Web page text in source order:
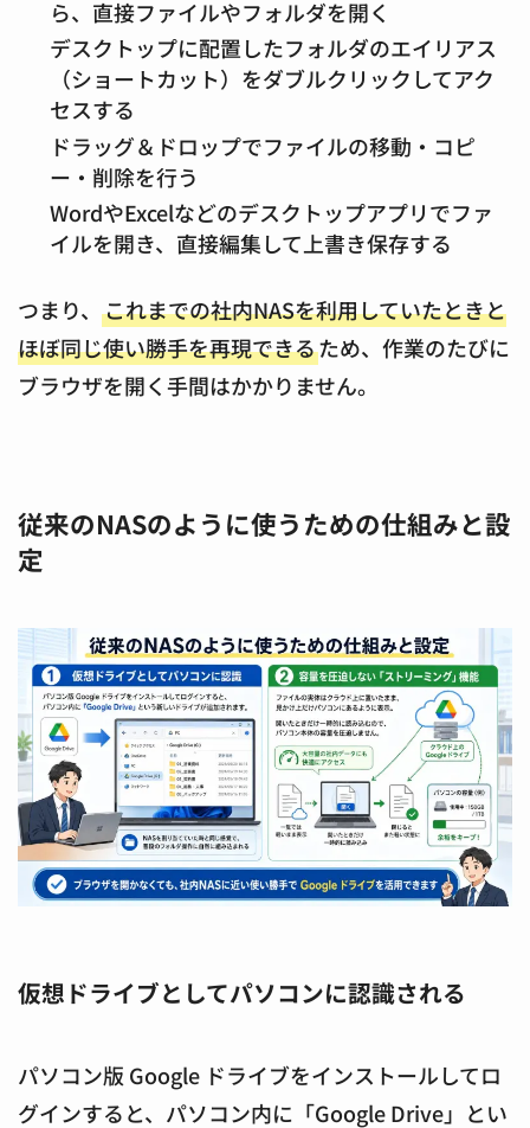
ら、直接ファイルやフォルダを開く
デスクトップに配置したフォルダのエイリアス
（ショートカット）をダブルクリックしてアク
セスする
ドラッグ＆ドロップでファイルの移動・コピ
ー・削除を行う
WordやExcelなどのデスクトップアプリでファ
イルを開き、直接編集して上書き保存する
つまり、 これまでの社内NASを利用していたときと
ほぼ同じ使い勝手を再現できるため、作業のたびに
ブラウザを開く手間はかかりません。
従来のNASのように使うための仕組みと設
定
仮想ドライブとしてパソコンに認識される
パソコン版 Google ドライブをインストールしてロ
グインすると、パソコン内に「Google Drive」とい